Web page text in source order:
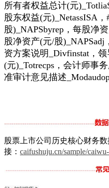
所有者权益总计(元
股东权益(元)_NetassISA
股)_NAPSbyrep，每股净
股净资产(元/股)_NAPSadj
资方案说明_Divfinstat，
(元)_Totrecps，会计师事
准审计意见描述
股票上市公司历史核心财务
接： caifushuju.cn/sample/